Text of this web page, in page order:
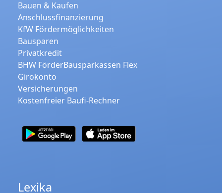
Bauen & Kaufen
Anschlussfinanzierung
KfW Fördermöglichkeiten
Bausparen
Privatkredit
BHW FörderBausparkassen Flex
Girokonto
Versicherungen
Kostenfreier Baufi-Rechner
Lexika